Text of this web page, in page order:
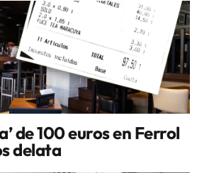
de 100 euros en Ferrol
delata